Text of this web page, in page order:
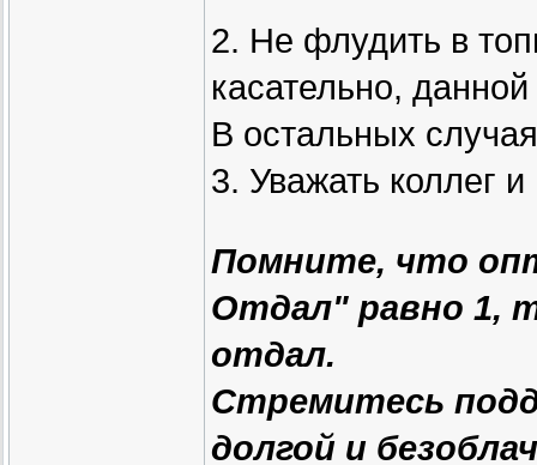
2. Не флудить в
касательно,
В остальных
3. Уважать коллег и
Помните, что
Отдал" равно 1,
отдал.
Стремитесь
долгой и